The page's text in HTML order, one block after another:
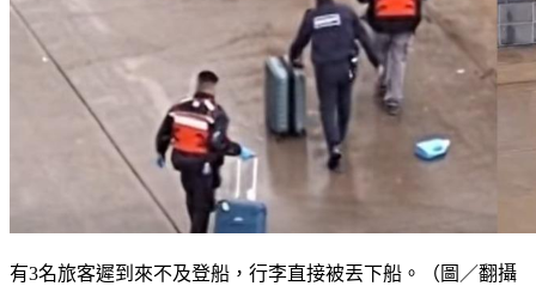
自臉書「探索星號遊輪會員分享區」）